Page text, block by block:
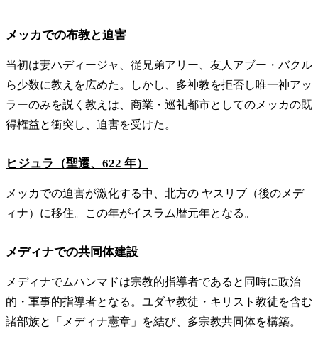
メッカでの布教と迫害
当初は妻ハディージャ、従兄弟アリー、友人アブー・バクル
ら少数に教えを広めた。しかし、多神教を拒否し唯一神アッ
ラーのみを説く教えは、商業・巡礼都市としてのメッカの既
得権益と衝突し、迫害を受けた。
ヒジュラ（聖遷、622 年）
メッカでの迫害が激化する中、北方の ヤスリブ（後のメデ
ィナ）に移住。この年がイスラム暦元年となる。
メディナでの共同体建設
メディナでムハンマドは宗教的指導者であると同時に政治
的・軍事的指導者となる。ユダヤ教徒・キリスト教徒を含む
諸部族と「メディナ憲章」を結び、多宗教共同体を構築。